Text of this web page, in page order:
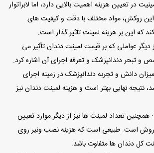
در تعیین هزینه اهمیت بالایی دارد، اما لابراتوار
روکش، مواد مختلف با دقت و کیفیت های
که این بر هزینه لمینت تاثیر گذار است.
دیگر عواملی که بر قیمت لمینت دندان تأثیر می
و تبحر دندانپزشک و تعرفه اجرای آن اشاره کرد.
دانش و تجربه دندانپزشک در زمینه اجرای
نتیجه نهایی بهتر است و هزینه لمینت دندان نیز
: همچنین تعداد لمینت ها نیز از دیگر موارد تعیین
روش است. طبیعی است که هزینه نصب ونیر روی
کل دندان ها متفاوت باشد.